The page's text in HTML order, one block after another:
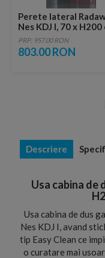
Perete lateral
Nes KDJ I, 70 x H200
PRP: 957.00 RON
803.00 RON
Descriere
Usa cabina de
Usa cabina de dus
Nes KDJ I, avand
tip Easy Clean ce
o curatare mai